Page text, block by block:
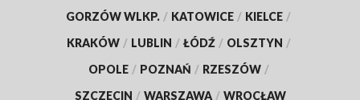
GORZÓW WLKP. / KATOWICE / KIELCE /
KRAKÓW / LUBLIN / ŁÓDŹ / OLSZTYN /
OPOLE / POZNAŃ / RZESZÓW /
SZCZECIN / WARSZAWA / WROCŁAW